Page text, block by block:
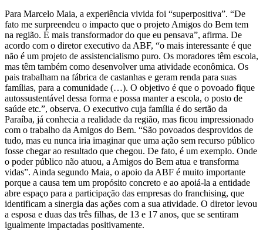
Para Marcelo Maia, a experiência vivida foi “superpositiva”. “De
fato me surpreendeu o impacto que o projeto Amigos do Bem tem
na região. É mais transformador do que eu pensava”, afirma. De
acordo com o diretor executivo da ABF, “o mais interessante é que
não é um projeto de assistencialismo puro. Os moradores têm escola,
mas têm também como desenvolver uma atividade econômica. Os
pais trabalham na fábrica de castanhas e geram renda para suas
famílias, para a comunidade (…). O objetivo é que o povoado fique
autossustentável dessa forma e possa manter a escola, o posto de
saúde etc.”, observa. O executivo cuja família é do sertão da
Paraíba, já conhecia a realidade da região, mas ficou impressionado
com o trabalho da Amigos do Bem. “São povoados desprovidos de
tudo, mas eu nunca iria imaginar que uma ação sem recurso público
fosse chegar ao resultado que chegou. De fato, é um exemplo. Onde
o poder público não atuou, a Amigos do Bem atua e transforma
vidas”. Ainda segundo Maia, o apoio da ABF é muito importante
porque a causa tem um propósito concreto e ao apoiá-la a entidade
abre espaço para a participação das empresas do franchising, que
identificam a sinergia das ações com a sua atividade. O diretor levou
a esposa e duas das três filhas, de 13 e 17 anos, que se sentiram
igualmente impactadas positivamente.